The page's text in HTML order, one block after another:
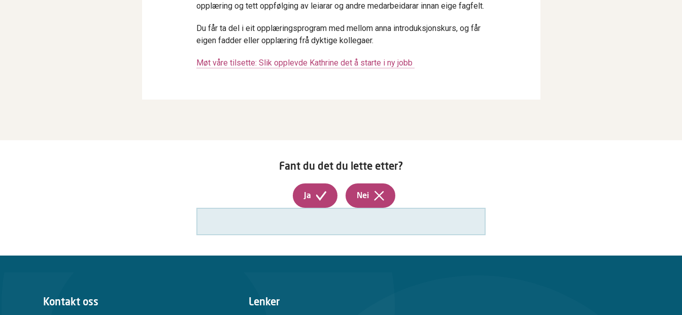
opplæring og tett oppfølging av leiarar og andre medarbeidarar innan eige fagfelt.
Du får ta del i eit opplæringsprogram med mellom anna introduksjonskurs, og får
eigen fadder eller opplæring frå dyktige kollegaer.
Møt våre tilsette: Slik opplevde Kathrine det å starte i ny jobb
Fant du det du lette etter?
Ja Nei
Kontakt oss Lenker